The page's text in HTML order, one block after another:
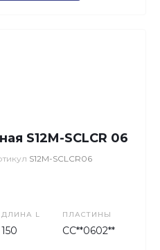
S12M-SCLCR 06
S12M-SCLCR06
ДЛИНА L
150
ПЛАСТИНЫ
CC**0602**